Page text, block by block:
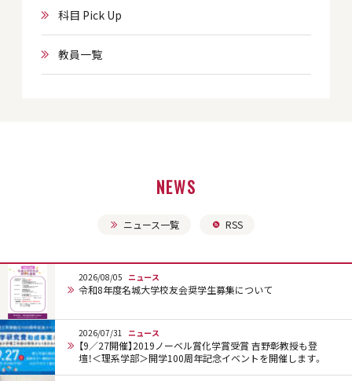
科目 Pick Up
教員一覧
NEWS
ニュース一覧 RSS
2026/08/05 ニュース
令和8年度名城大学校友会奨学生募集について
2026/07/31 ニュース
【9／27開催】2019ノーベル賞化学賞受賞 吉野彰教授も登
壇！＜理系学部＞開学100周年記念イベントを開催します。